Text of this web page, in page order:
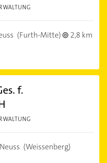
(Furth-Mitte)
2,8 km
f.
(Weissenberg)